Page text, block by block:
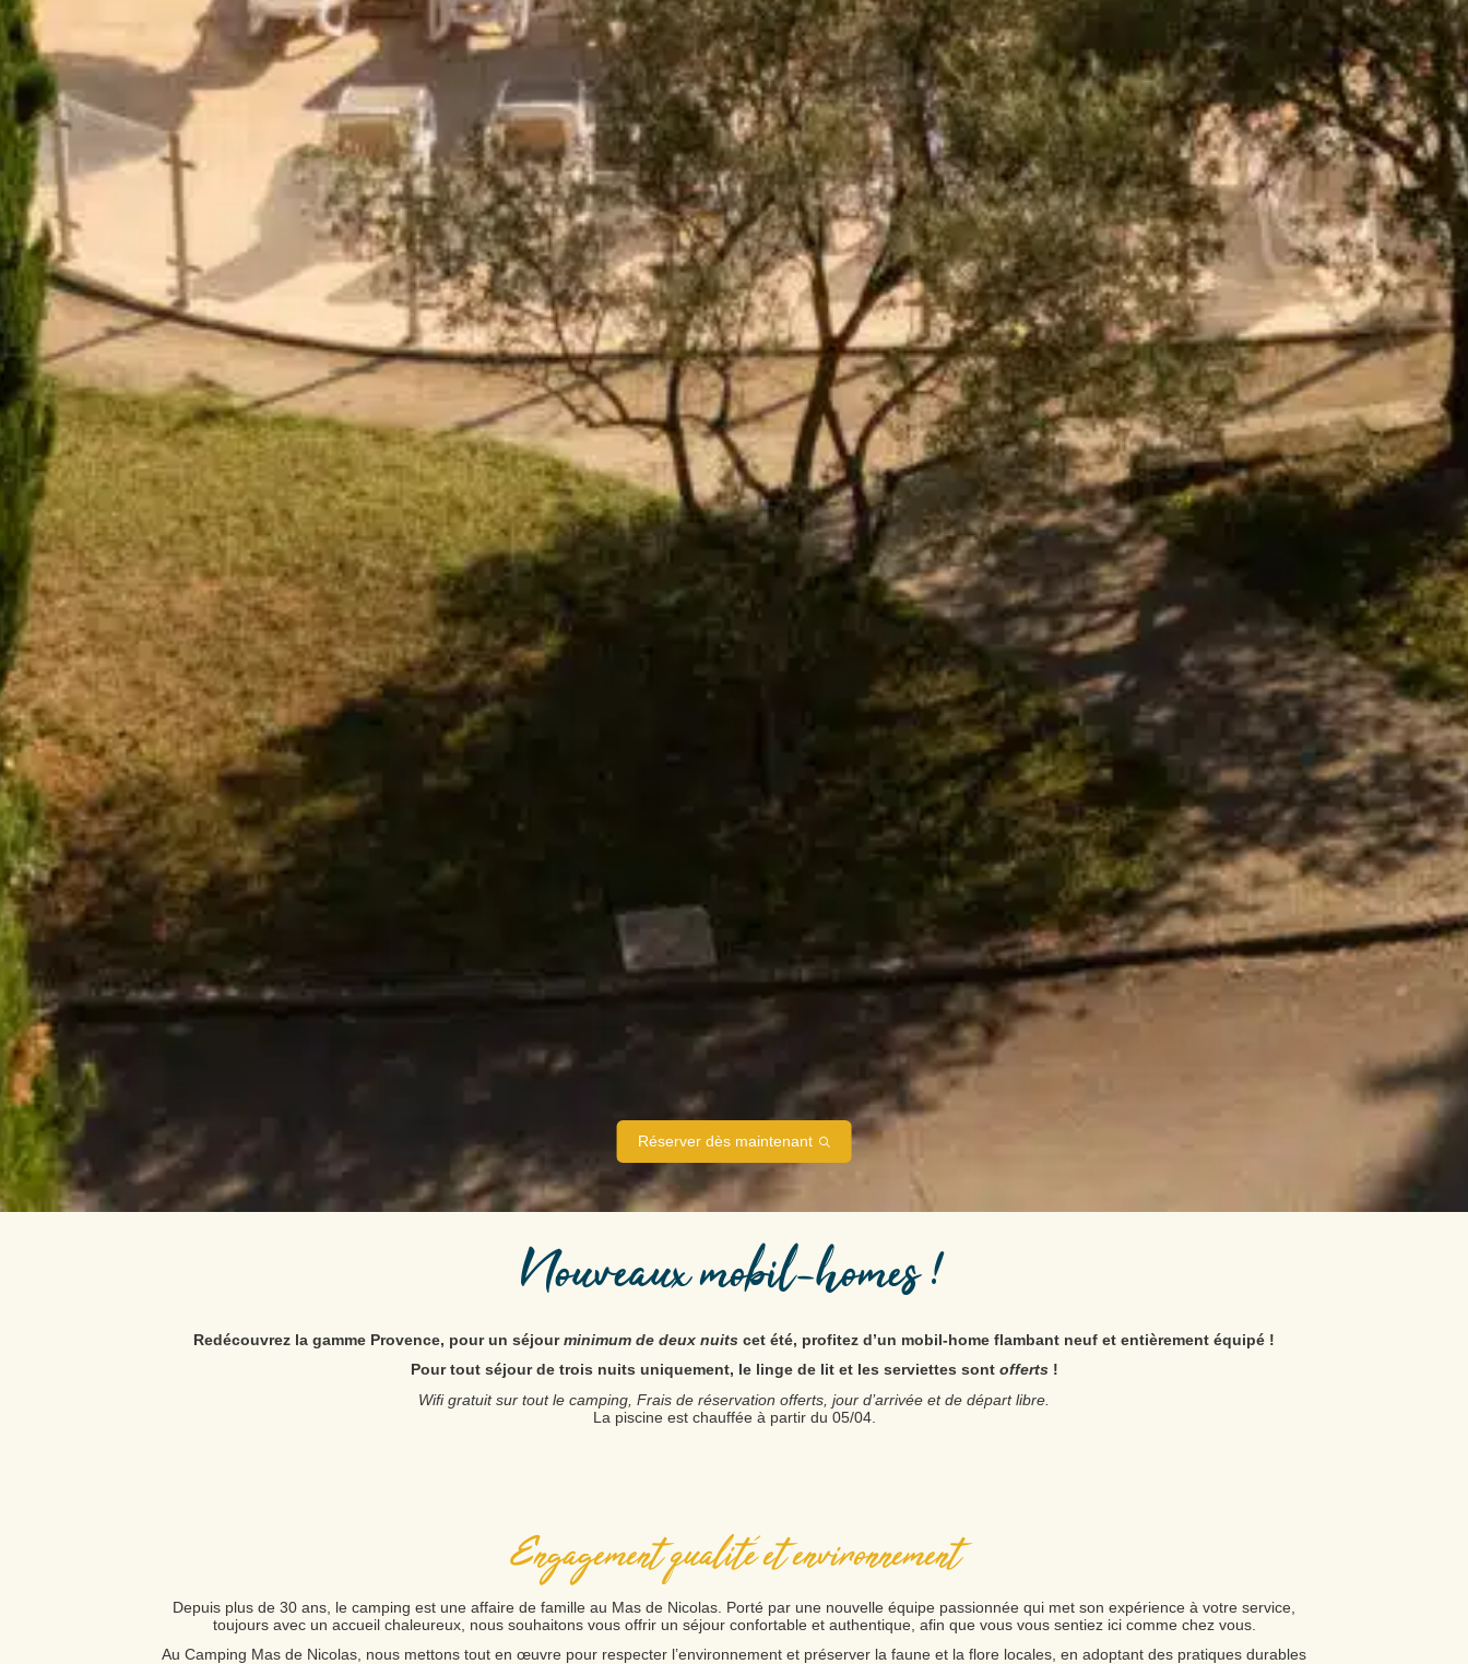
Réserver dès maintenant
Nouveaux mobil-homes !
Redécouvrez la gamme Provence, pour un séjourminimum de deux nuits cet été, profitez d’un mobil-home flambant neuf et entièrement équipé !
Pour tout séjour de trois nuits uniquement, le linge de lit et les serviettes sont offerts!
Wifi gratuit sur tout le camping, Frais de réservation offerts, jour d’arrivée et de départ libre.
La piscine est chauffée à partir du 05/04.
Engagement qualité et environnement
Depuis plus de 30 ans, le camping est une affaire de famille au Mas de Nicolas. Porté par une nouvelle équipe passionnée qui met son expérience à votre service,
toujours avec un accueil chaleureux, nous souhaitons vous offrir un séjour confortable et authentique, afin que vous vous sentiez ici comme chez vous.
Au Camping Mas de Nicolas, nous mettons tout en œuvre pour respecter l’environnement et préserver la faune et la flore locales, en adoptant des pratiques durables